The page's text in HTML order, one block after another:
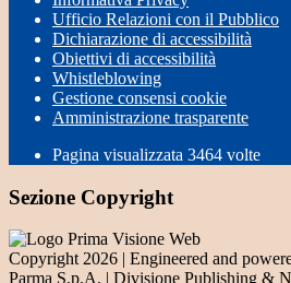
Ufficio Relazioni con il Pubblico
Dichiarazione di accessibilità
Obiettivi di accessibilità
Whistleblowing
Gestione consensi cookie
Amministrazione trasparente
Pagina visualizzata 3464 volte
Sezione Copyright
Copyright 2026 | Engineered and
Parma S.p.A. | Divisione Publishing &